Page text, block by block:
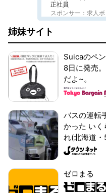
正社員
スポンサー：求人
姉妹サイト
Suicaのペ
8日に発売
だよ~。
バスの運転
かった いく
れ(北海道
ゼロまる